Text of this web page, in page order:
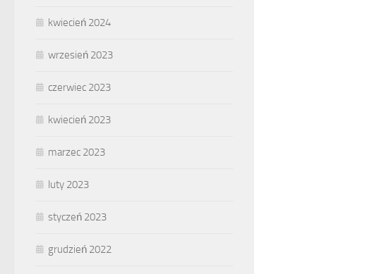
kwiecień 2024
wrzesień 2023
czerwiec 2023
kwiecień 2023
marzec 2023
luty 2023
styczeń 2023
grudzień 2022